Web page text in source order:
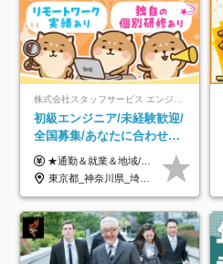
初級エンジニア/未経験歓迎/
全国募集/あなたに合わせた
オリジナル研修をご用
意/AI・IoT/残業平均8時間
★通勤＆就業＆地域/住宅＆役職手当あり ★残業代は全額支給 ★選べる給与制度あり！ ■東京・神奈川・千葉・埼玉勤務の場合 月給24.5万円～55万円＋諸手当 （残業代は全額支給） (20,000円の地域/住宅手当込み) ■愛知・京都・大阪・兵庫勤務の場合 月給24万円以上＋諸手当 （残業代は全額支給） (15,000円の地域/住宅手当込み) ■茨城・栃木・群馬・静岡・三重・滋賀・広島・福岡勤務の場合 月給23.5万円以上＋諸手当 （残業代は全額支給） (10,000円の地域/住宅手当込み) ■北海道・宮城・山梨・長野・岐阜・奈良・和歌山・岡山勤務の場合 月給23万円以上＋諸手当 （残業代は全額支給） (5,000円の地域/住宅手当込み) ■その他のエリア勤務の場合 月給22.5万円以上＋諸手当 （残業代は全額支給） ※経験や能力を考慮し、当社規定により優遇します 【昇給：年一回実施】 【選べる給与制度】 ★収入を重視する方に… 「変動型人事制度」の選択も可能（派遣先からの評価に応じて収入アップ！） ※年2回のタイミングで希望者と面談の上決定します。
東京都_神奈川県_埼玉県_千葉県_大阪府_愛知県_北海道_岩手県_宮城県_山形県_福島県_茨城県_栃木県_群馬県_山梨県_長野県_富山県_石川県_静岡県_岐阜県_三重県_兵庫県_京都府_滋賀県_奈良県_広島県_岡山県_山口県_愛媛県_福岡県_熊本県_長崎県